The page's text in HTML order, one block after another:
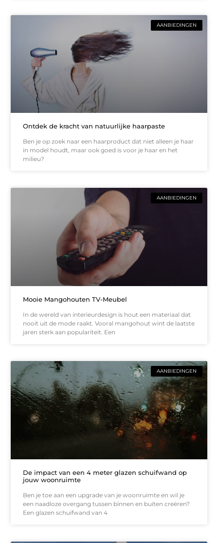
AANBIEDINGEN
Ontdek de kracht van natuurlijke haarpaste
Ben je op zoek naar een haarproduct dat niet alleen je haar
in model houdt, maar ook goed is voor je haar en het
milieu?
AANBIEDINGEN
Mooie Mangohouten TV-Meubel
In de wereld van interieurdesign is hout een materiaal dat
nooit uit de mode raakt. Vooral mangohout wint de laatste
jaren sterk aan populariteit. Een
AANBIEDINGEN
De impact van een 4 meter glazen schuifwand op
jouw woonruimte
Ben je toe aan een upgrade van je woonruimte en wil je
een naadloze overgang tussen binnen en buiten creëren?
Een glazen schuifwand van 4